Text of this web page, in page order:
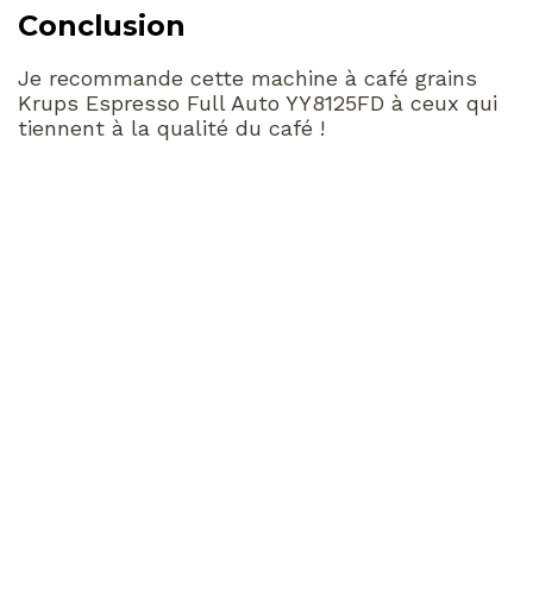
Conclusion
Je recommande cette machine à café grains
Krups Espresso Full Auto YY8125FD à ceux qui
tiennent à la qualité du café !